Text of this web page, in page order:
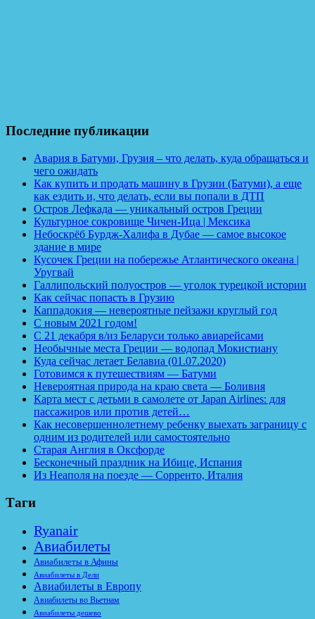
Последние публикации
Авария в Батуми, Грузия – что делать, куда обращаться и
чего ожидать
Как купить и продать машину в Грузии (Батуми), а еще
как ездить и, что делать, если вы попали в ДТП
Остров Лефкада — уникальный остров Греции
Культурное сокровище Чичен-Ица | Мексика
Небоскрёб Бурдж-Халифа в Дубае — самое высокое
здание в мире
Кусочек Греции на побережье Атлантического океана |
Уругвай
Галлипольский полуостров — уголок турецкой истории
Как сейчас попасть в Грузию
Каппадокия — невероятные пейзажи круглый год
С новым 2021 годом!
С 21 декабря в/из Беларуси только авиарейсами
Необычные места Греции — водопад Мокистиану
Куда сейчас летает Белавиа (01.07.2020)
Готовимся к путешествиям — Батуми
Невероятная природа на краю света — Боливия
Карта мест с детьми в самолете от Japan Airlines: для
пассажиров или против детей…
Как несовершеннолетнему ребенку выехать заграницу с
одним из родителей или самостоятельно
Старая Англия в Оксфорде
Бесконечный праздник на Ибице, Испания
Из Неаполя на поезде — Сорренто, Италия
Таги
Ryanair
Авиабилеты
Авиабилеты в Афины
Авиабилеты в Дели
Авиабилеты в Европу
Авиабилеты во Вьетнам
Авиабилеты дешево